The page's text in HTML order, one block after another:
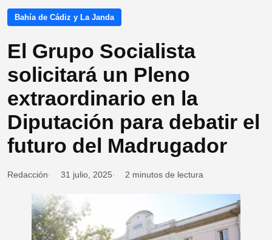
Bahía de Cádiz y La Janda
El Grupo Socialista
solicitará un Pleno
extraordinario en la
Diputación para debatir el
futuro del Madrugador
Redacción 31 julio, 2025 2 minutos de lectura